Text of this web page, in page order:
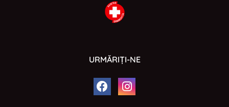
URMĂRIȚI-NE